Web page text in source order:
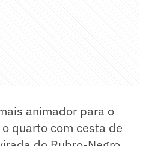
animador para o
quarto com cesta de